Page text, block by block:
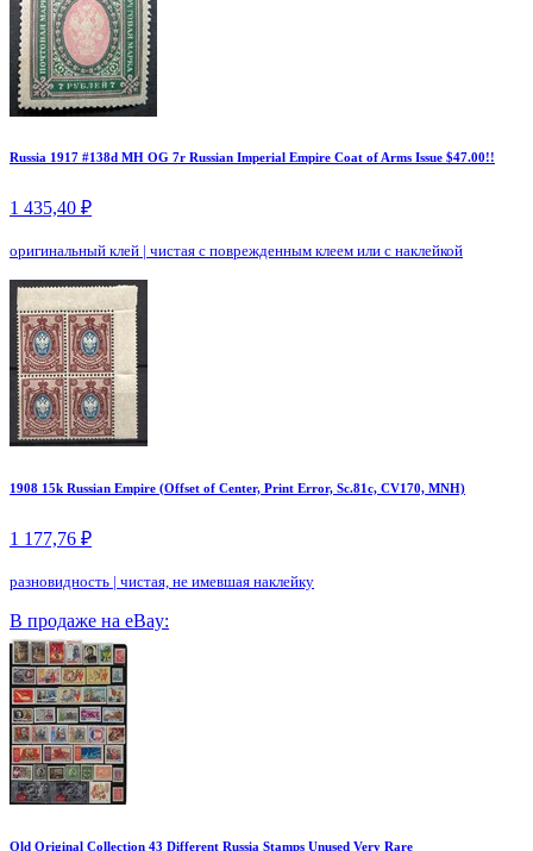
Russia 1917 #138d MH OG 7r Russian Imperial Empire Coat of Arms Issue $47.00!!
1 435,40 ₽
оригинальный клей | чистая с поврежденным клеем или с наклейкой
1908 15k Russian Empire (Offset of Center, Print Error, Sc.81c, CV170, MNH)
1 177,76 ₽
разновидность | чистая, не имевшая наклейку
В продаже на eBay:
Old Original Collection 43 Different Russia Stamps Unused Very Rare